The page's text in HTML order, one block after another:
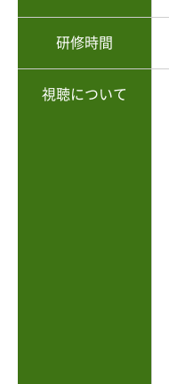
研修時間
視聴について